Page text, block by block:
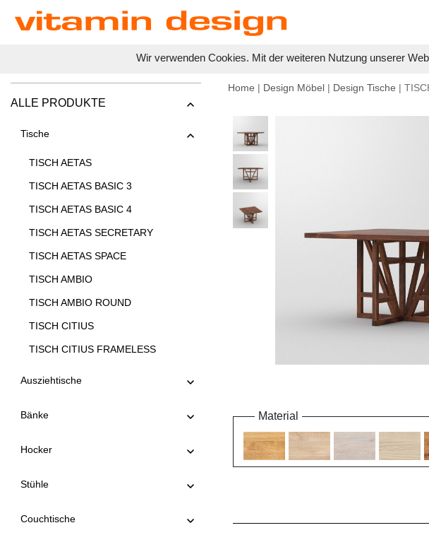
Wir verwenden Cookies. Mit der weiteren Nutzung unserer
ALLE PRODUKTE
Tische
TISCH AETAS
TISCH AETAS BASIC 3
TISCH AETAS BASIC 4
TISCH AETAS SECRETARY
TISCH AETAS SPACE
TISCH AMBIO
TISCH AMBIO ROUND
TISCH CITIUS
TISCH CITIUS FRAMELESS
TISCH CONVERTO
TISCH CUBUS 3 B10X10
Ausziehtische
Bänke
Hocker
Stühle
Couchtische
Home | Design Möbel | Design Tische |
Material